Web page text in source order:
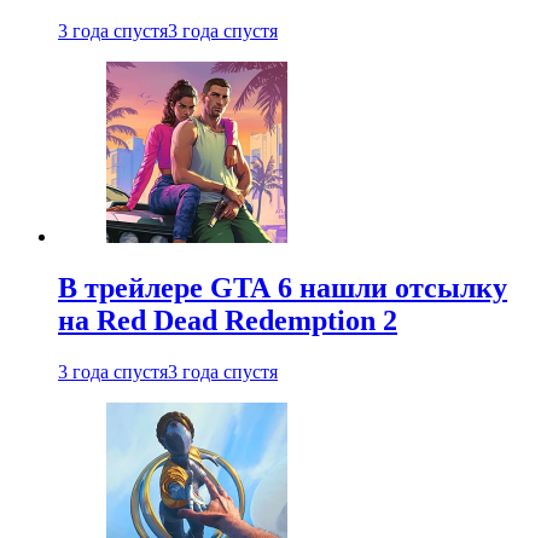
3 года спустя3 года спустя
В трейлере GTA 6 нашли отсылку
на Red Dead Redemption 2
3 года спустя3 года спустя